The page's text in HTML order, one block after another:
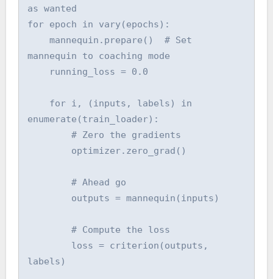
as wanted
for epoch in vary(epochs):
mannequin to coaching mode
enumerate(train_loader):
        # Zero the gradients
        # Ahead go
        # Compute the loss
labels)